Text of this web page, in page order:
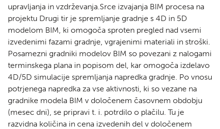
upravljanja in vzdrževanja.Srce izvajanja BIM procesa na
projektu Drugi tir je spremljanje gradnje s 4D in 5D
modelom BIM, ki omogoča sproten pregled nad vsemi
izvedenimi fazami gradnje, vgrajenimi materiali in stroški.
Posamezni gradniki modelov BIM so povezani z nalogami
terminskega plana in popisom del, kar omogoča izdelavo
4D/5D simulacije spremljanja napredka gradnje. Po vnosu
potrjenega napredka za vse aktivnosti, ki so vezane na
gradnike modela BIM v določenem časovnem obdobju
(mesec dni), se pripravi t. i. potrdilo o plačilu. Tu je
razvidna količina in cena izvedenih del v določenem